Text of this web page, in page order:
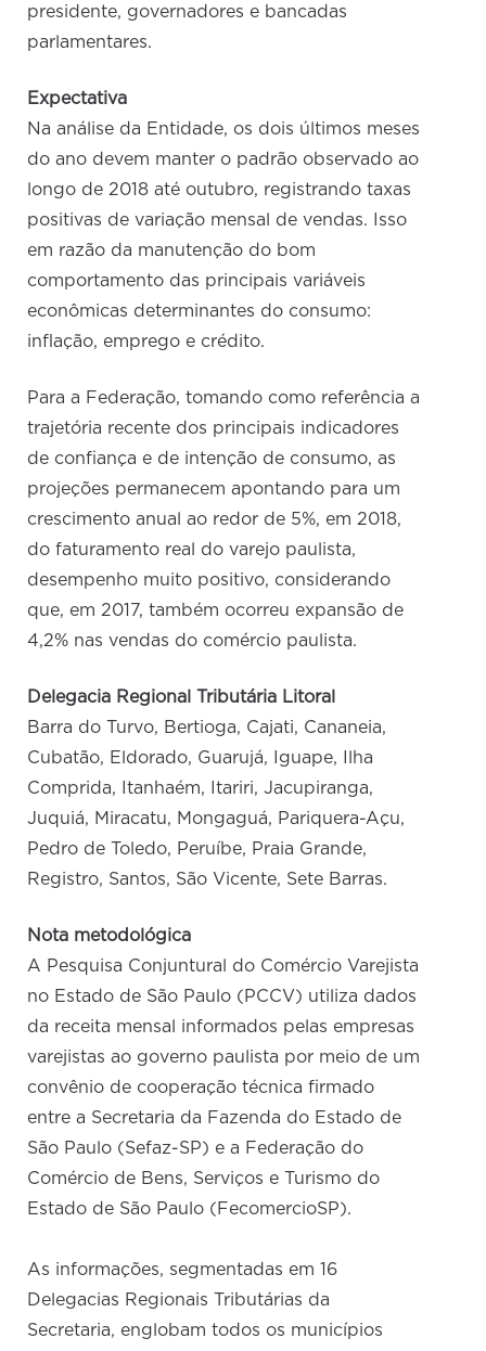
presidente, governadores e bancadas
parlamentares.
Expectativa
Na análise da Entidade, os dois últimos meses
do ano devem manter o padrão observado ao
longo de 2018 até outubro, registrando taxas
positivas de variação mensal de vendas. Isso
em razão da manutenção do bom
comportamento das principais variáveis
econômicas determinantes do consumo:
inflação, emprego e crédito.
Para a Federação, tomando como referência a
trajetória recente dos principais indicadores
de confiança e de intenção de consumo, as
projeções permanecem apontando para um
crescimento anual ao redor de 5%, em 2018,
do faturamento real do varejo paulista,
desempenho muito positivo, considerando
que, em 2017, também ocorreu expansão de
4,2% nas vendas do comércio paulista.
Delegacia Regional Tributária Litoral
Barra do Turvo, Bertioga, Cajati, Cananeia,
Cubatão, Eldorado, Guarujá, Iguape, Ilha
Comprida, Itanhaém, Itariri, Jacupiranga,
Juquiá, Miracatu, Mongaguá, Pariquera-Açu,
Pedro de Toledo, Peruíbe, Praia Grande,
Registro, Santos, São Vicente, Sete Barras.
Nota metodológica
A Pesquisa Conjuntural do Comércio Varejista
no Estado de São Paulo (PCCV) utiliza dados
da receita mensal informados pelas empresas
varejistas ao governo paulista por meio de um
convênio de cooperação técnica firmado
entre a Secretaria da Fazenda do Estado de
São Paulo (Sefaz-SP) e a Federação do
Comércio de Bens, Serviços e Turismo do
Estado de São Paulo (FecomercioSP).
As informações, segmentadas em 16
Delegacias Regionais Tributárias da
Secretaria, englobam todos os municípios